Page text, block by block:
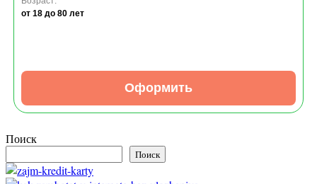
от 18 до 80 лет
Оформить
Поиск
Поиск